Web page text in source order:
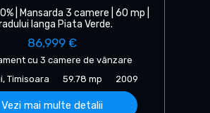
0% | Mansarda 3 camere | 60 mp |
langa Piata Verde.
86,999 €
cu 3 camere de vânzare
Timisoara
59.78 mp 2009
Vezi mai multe detalii